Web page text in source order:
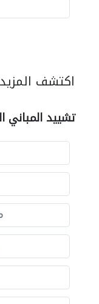
اكتشف
تشييد المباني